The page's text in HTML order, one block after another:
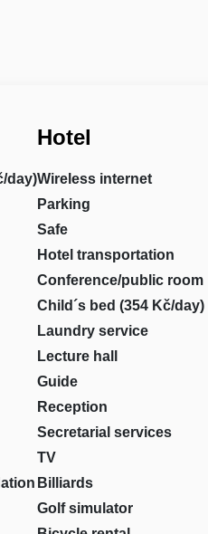
day)
Hotel
Wireless internet
Parking
Safe
Hotel transportation
Conference/public room
Child´s bed (354 Kč/day)
Laundry service
Lecture hall
Guide
Reception
Secretarial services
TV
Billiards
Golf simulator